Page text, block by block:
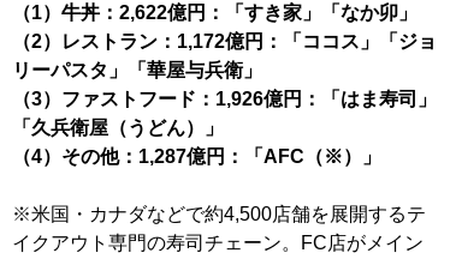
（1）牛丼：2,622億円：「すき家」「なか卯」
（2）レストラン：1,172億円：「ココス」「ジョ
リーパスタ」「華屋与兵衛」
（3）ファストフード：1,926億円：「はま寿司」
「久兵衛屋（うどん）」
（4）その他：1,287億円：「AFC（※）」
※米国・カナダなどで約4,500店舗を展開するテ
イクアウト専門の寿司チェーン。FC店がメイン